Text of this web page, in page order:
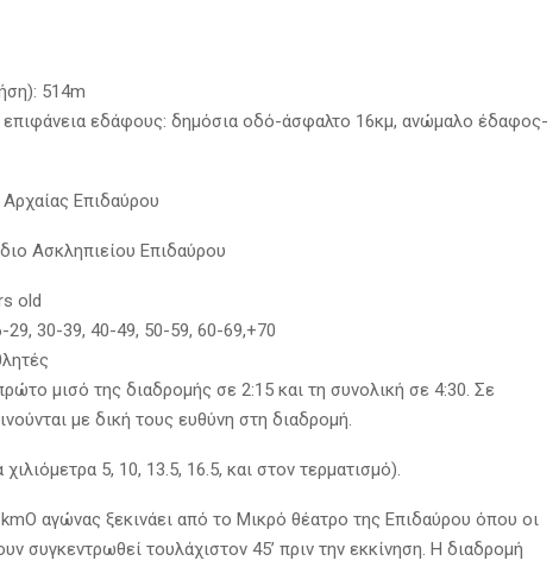
514m
εδάφους: δημόσια οδό-άσφαλτο 16κμ, ανώμαλο έδαφος-
Επιδαύρου
Ασκληπιείου Επιδαύρου
old
29, 30-39, 40-49, 50-59, 60-69,+70
μισό της διαδρομής σε 2:15 και τη συνολική σε 4:30. Σε
με δική τους ευθύνη στη διαδρομή.
5, 10, 13.5, 16.5, και στον τερματισμό).
αγώνας ξεκινάει από το Μικρό θέατρο της Επιδαύρου όπου οι
συγκεντρωθεί τουλάχιστον 45’ πριν την εκκίνηση. Η διαδρομή